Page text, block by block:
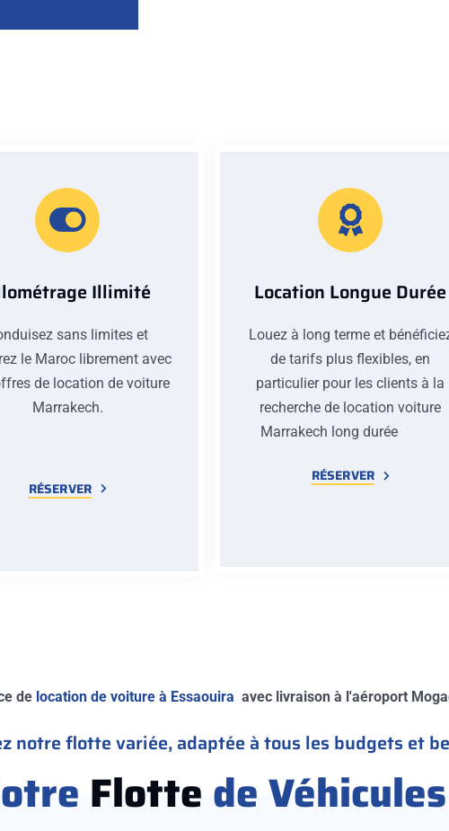
Illimité
sans limites et
le Maroc librement avec
de location de voiture
Marrakech.
RÉSERVER
Location Longue Durée
Louez à long terme et
de tarifs plus flexibles, en
particulier pour les clients à la
recherche de location voiture
Marrakech long durée
RÉSERVER
de location de voiture à Essaouira avec livraison à l'aéroport
notre flotte variée, adaptée à tous les budgets et
Flotte de Véhicules